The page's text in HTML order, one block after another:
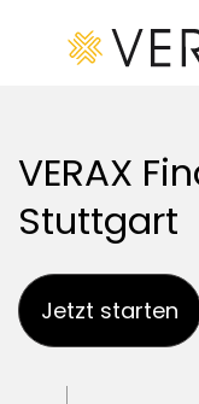
VERAX
Stuttgart
Jetzt starten
Kredite
Finanzierung
& Leasing
Leistungen
Kreditrechner
Kontakt